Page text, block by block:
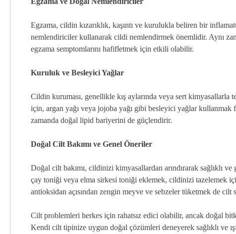
Egzama, cildin kızarıklık, kaşıntı ve kurulukla beliren bir
nemlendiriciler kullanarak cildi nemlendirmek önemlidir. Aynı
egzama semptomlarını hafifletmek için etkili olabilir.
Kuruluk ve Besleyici Yağlar
Cildin kuruması, genellikle kış aylarında veya sert
için, argan yağı veya jojoba yağı gibi besleyici yağlar
zamanda doğal lipid bariyerini de güçlendirir.
Doğal Cilt Bakımı ve Genel Öneriler
Doğal cilt bakımı, cildinizi kimyasallardan arındırarak sağlıklı
çay toniği veya elma sirkesi toniği eklemek, cildinizi tazelemek
antioksidan açısından zengin meyve ve sebzeler tüketmek de cilt
Cilt problemleri herkes için rahatsız edici olabilir, ancak doğal
Kendi cilt tipinize uygun doğal çözümleri deneyerek sağlıklı ve